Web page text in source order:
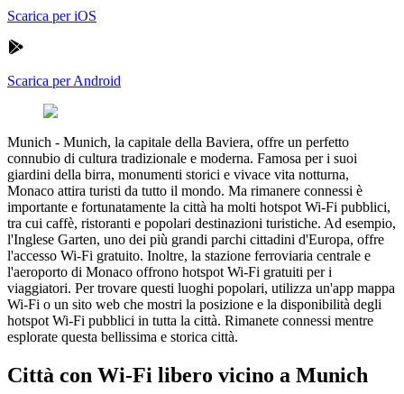
Scarica per iOS
Scarica per Android
Munich - Munich, la capitale della Baviera, offre un perfetto
connubio di cultura tradizionale e moderna. Famosa per i suoi
giardini della birra, monumenti storici e vivace vita notturna,
Monaco attira turisti da tutto il mondo. Ma rimanere connessi è
importante e fortunatamente la città ha molti hotspot Wi-Fi pubblici,
tra cui caffè, ristoranti e popolari destinazioni turistiche. Ad esempio,
l'Inglese Garten, uno dei più grandi parchi cittadini d'Europa, offre
l'accesso Wi-Fi gratuito. Inoltre, la stazione ferroviaria centrale e
l'aeroporto di Monaco offrono hotspot Wi-Fi gratuiti per i
viaggiatori. Per trovare questi luoghi popolari, utilizza un'app mappa
Wi-Fi o un sito web che mostri la posizione e la disponibilità degli
hotspot Wi-Fi pubblici in tutta la città. Rimanete connessi mentre
esplorate questa bellissima e storica città.
Città con Wi-Fi libero vicino a Munich